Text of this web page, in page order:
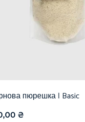
пюрешка | Basic
₴